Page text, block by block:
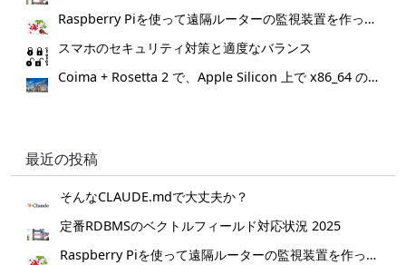
Raspberry Piを使って遠隔ルーターの監視装置を作ってみた。
スマホのセキュリティ対策と適度なバランス
Coima + Rosetta 2 で、Apple Silicon 上で x86_64 の Docker イメージをビルドする (Docker desktop やめる)
最近の投稿
そんなCLAUDE.mdで大丈夫か？
定番RDBMSのベクトルフィールド対応状況 2025
Raspberry Piを使って遠隔ルーターの監視装置を作ってみた。